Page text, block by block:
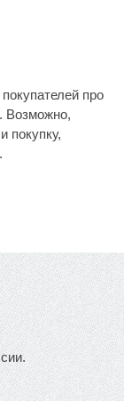
про
. Возможно,
покупку,